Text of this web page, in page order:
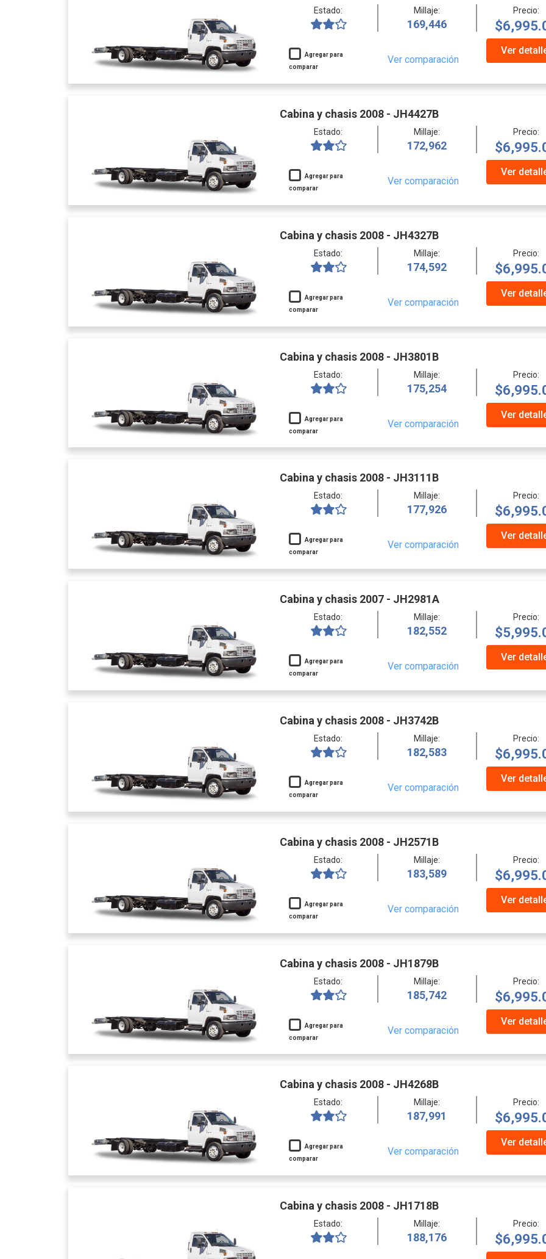
Estado: Millaje:
169,446
Precio:
Agregar para
comparar
Ver comparación
Ver
Cabina y chasis 2008 - JH4427B
Estado: Millaje:
172,962
Precio:
Agregar para
comparar
Ver comparación
Ver
Cabina y chasis 2008 - JH4327B
Estado: Millaje:
174,592
Precio:
Agregar para
comparar
Ver comparación
Ver
Cabina y chasis 2008 - JH3801B
Estado: Millaje:
175,254
Precio:
Agregar para
comparar
Ver comparación
Ver
Cabina y chasis 2008 - JH3111B
Estado: Millaje:
177,926
Precio:
Agregar para
comparar
Ver comparación
Ver
Cabina y chasis 2007 - JH2981A
Estado: Millaje:
182,552
Precio:
Agregar para
comparar
Ver comparación
Ver
Cabina y chasis 2008 - JH3742B
Estado: Millaje:
182,583
Precio:
Agregar para
comparar
Ver comparación
Ver
Cabina y chasis 2008 - JH2571B
Estado: Millaje:
183,589
Precio:
Agregar para
comparar
Ver comparación
Ver
Cabina y chasis 2008 - JH1879B
Estado: Millaje:
185,742
Precio:
Agregar para
comparar
Ver comparación
Ver
Cabina y chasis 2008 - JH4268B
Estado: Millaje:
187,991
Precio:
Agregar para
comparar
Ver comparación
Ver
Cabina y chasis 2008 - JH1718B
Estado: Millaje:
188,176
Precio: